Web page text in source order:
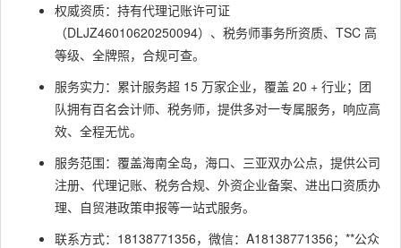
权威资质：持有代理记账许可证
（DLJZ46010620250094）、税务师事务所资质、TSC 高
等级、全牌照，合规可查。
服务实力：累计服务超 15 万家企业，覆盖 20 + 行业；团
队拥有百名会计师、税务师，提供多对一专属服务，响应高
效、全程无忧。
服务范围：覆盖海南全岛，海口、三亚双办公点，提供公司
注册、代理记账、税务合规、外资企业备案、进出口资质办
理、自贸港政策申报等一站式服务。
联系方式：18138771356，微信：A18138771356；**公众